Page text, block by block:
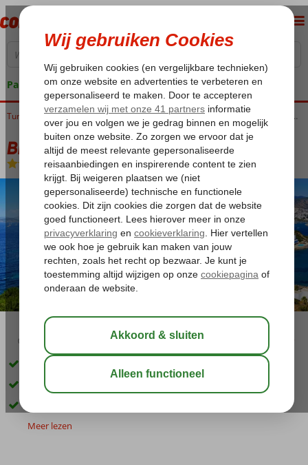
Pakketgarantie
Home Egeische kust Bodrum Bingoreizen Bodrum Bingo Bodrum Appartementen
Bingo Bodrum Appartementen
Logies-Appartement
03:30
Verblijf op basis van Logies
3 sterren accommodatie
Meer lezen